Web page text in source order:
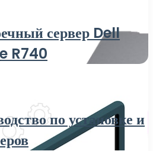
сервер Dell
R740
по установке и